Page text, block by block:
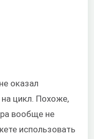
оказал
цикл. Похоже,
вообще не
использовать